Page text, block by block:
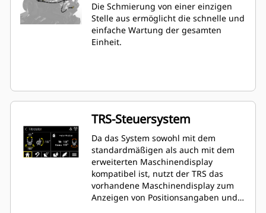
Die Schmierung von einer einzigen
Stelle aus ermöglicht die schnelle und
einfache Wartung der gesamten
Einheit.
TRS-Steuersystem
Da das System sowohl mit dem
standardmäßigen als auch mit dem
erweiterten Maschinendisplay
kompatibel ist, nutzt der TRS das
vorhandene Maschinendisplay zum
Anzeigen von Positionsangaben und